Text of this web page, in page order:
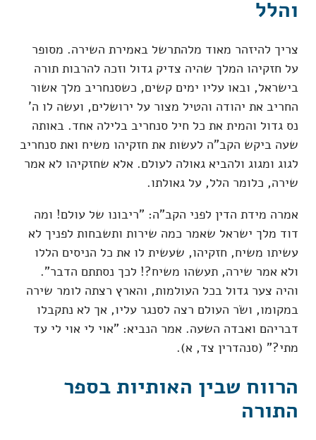
והלל
צריך להיזהר מאוד מלהתרשל באמירת השירה. מסופר
על חזקיהו המלך שהיה צדיק גדול וזכה להרבות תורה
בישראל, ובאו עליו ימים קשים, כשסנחריב מלך אשור
החריב את יהודה והטיל מצור על ירושלים, ועשה לו ה'
נס גדול והמית את כל חיל סנחריב בלילה אחד. באותה
שעה ביקש הקב"ה לעשות את חזקיהו משיח ואת סנחריב
לגוג ומגוג ולהביא גאולה לעולם. אלא שחזקיהו לא אמר
שירה, כלומר הלל, על גאולתו.
אמרה מידת הדין לפני הקב"ה: "ריבונו של עולם! ומה
דוד מלך ישראל שאמר כמה שירות ותשבחות לפניך לא
עשיתו משיח, חזקיהו, שעשית לו את כל הניסים הללו
ולא אמר שירה, תעשהו משיח?! לכך נסתתם הדבר".
והיה צער גדול בכל העולמות, והארץ רצתה לומר שירה
במקומו, ושׂר העולם רצה לסנגר עליו, אך לא נתקבלו
דבריהם ואבדה השעה. אמר הנביא: "אוי לי אוי לי עד
מתי?" (סנהדרין צד, א).
הרווח שבין האותיות בספר
התורה